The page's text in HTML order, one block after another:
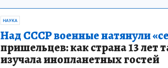
НАУКА
Над СССР военные натянули
пришельцев: как страна 13 лет
изучала инопланетных гостей